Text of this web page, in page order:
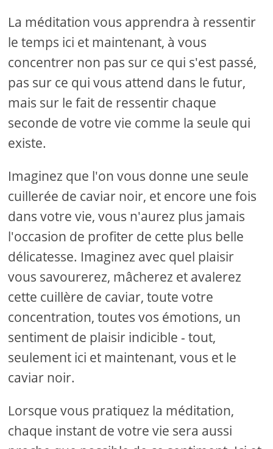
La méditation vous apprendra à ressentir
le temps ici et maintenant, à vous
concentrer non pas sur ce qui s'est passé,
pas sur ce qui vous attend dans le futur,
mais sur le fait de ressentir chaque
seconde de votre vie comme la seule qui
existe.
Imaginez que l'on vous donne une seule
cuillerée de caviar noir, et encore une fois
dans votre vie, vous n'aurez plus jamais
l'occasion de profiter de cette plus belle
délicatesse. Imaginez avec quel plaisir
vous savourerez, mâcherez et avalerez
cette cuillère de caviar, toute votre
concentration, toutes vos émotions, un
sentiment de plaisir indicible - tout,
seulement ici et maintenant, vous et le
caviar noir.
Lorsque vous pratiquez la méditation,
chaque instant de votre vie sera aussi